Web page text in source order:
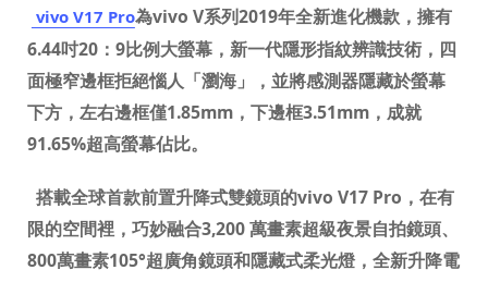
vivo V17 Pro為vivo V系列2019年全新進化機款，擁有
6.44吋20： 9比例大螢幕，新一代隱形指紋辨識技術，四
面極窄邊框拒絕惱人「瀏海」，並將感測器隱藏於螢幕
下方，左右邊框僅1.85mm，下邊框3.51mm，成就
91.65%超高螢幕佔比。
搭載全球首款前置升降式雙鏡頭的vivo V17 Pro ，在有
限的空間裡，巧妙融合3,200萬畫素超級夜景自拍鏡頭、
800萬畫素105°超廣角鏡頭和隱藏式柔光燈，全新升降電